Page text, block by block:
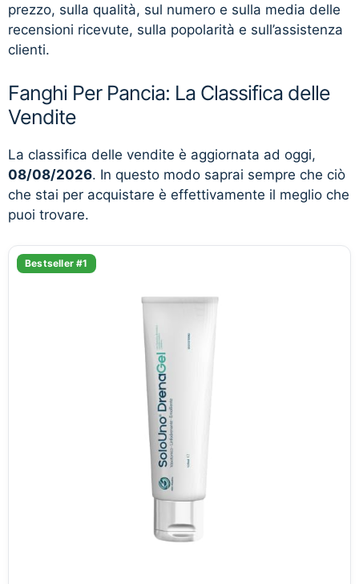
prezzo, sulla qualità, sul numero e sulla media delle
recensioni ricevute, sulla popolarità e sull’assistenza
clienti.
Fanghi Per Pancia: La Classifica delle
Vendite
La classifica delle vendite è aggiornata ad oggi,
08/08/2026. In questo modo saprai sempre che ciò
che stai per acquistare è effettivamente il meglio che
puoi trovare.
Bestseller #1